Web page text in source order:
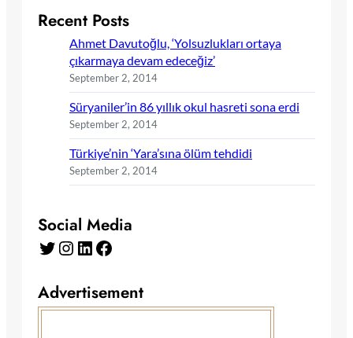
Recent Posts
Ahmet Davutoğlu, ‘Yolsuzlukları ortaya
çıkarmaya devam edeceğiz’
September 2, 2014
Süryaniler’in 86 yıllık okul hasreti sona erdi
September 2, 2014
Türkiye’nin ‘Yara’sına ölüm tehdidi
September 2, 2014
Social Media
Twitter Instagram LinkedIn Facebook
Advertisement